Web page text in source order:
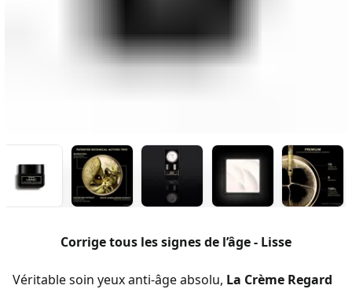
Corrige tous les signes de l’âge - Lisse
Véritable soin yeux anti-âge absolu, La Crème Regard